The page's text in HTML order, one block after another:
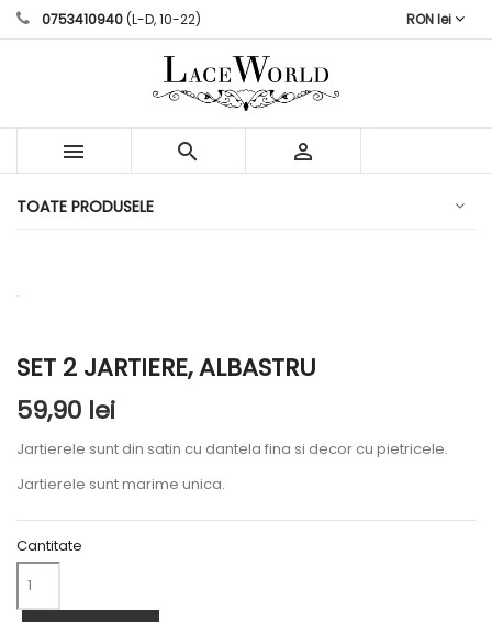
0753410940(L-D, 10-22) RON lei
  
TOATE PRODUSELE
SET 2 JARTIERE, ALBASTRU
59,90 lei
Jartierele sunt din satin cu dantela fina si decor cu pietricele.
Jartierele sunt marime unica.
Cantitate